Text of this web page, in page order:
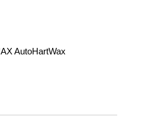
AutoHartWax